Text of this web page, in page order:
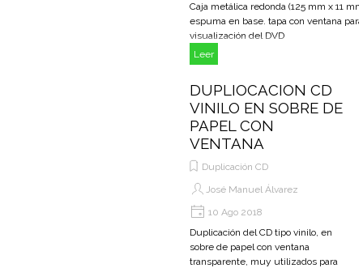
Caja metálica redonda (125 mm x 11
espuma en base. tapa con ventana para
visualización del DVD
Leer
DUPLIOCACION CD
VINILO EN SOBRE DE
PAPEL CON
VENTANA
Duplicación CD
José Manuel Álvarez
10 Ago 2018
Duplicación del CD tipo vinilo, en
sobre de papel con ventana
transparente, muy utilizados para